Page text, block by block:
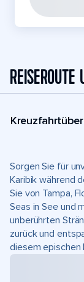
REISEROUTE
Sorgen Sie für
Karibik während
Sie von Tampa,
Seas in See und
unberührten
zurück und
diesem epischen